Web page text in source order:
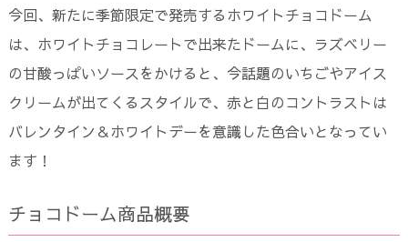
今回、新たに季節限定で発売するホワイトチョコドーム
は、ホワイトチョコレートで出来たドームに、ラズベリー
の甘酸っぱいソースをかけると、今話題のいちごやアイス
クリームが出てくるスタイルで、赤と白のコントラストは
バレンタイン＆ホワイトデーを意識した色合いとなってい
ます！
チョコドーム商品概要